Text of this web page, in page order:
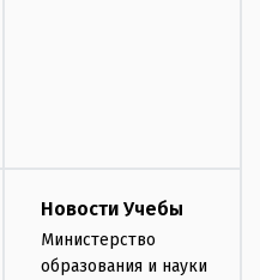
Новости Учебы
Министерство
образования и науки